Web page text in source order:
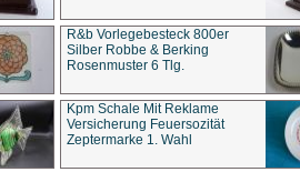
R&b Vorlegebesteck 800er
Silber Robbe & Berking
Rosenmuster 6 Tlg.
Kpm Schale Mit Reklame
Versicherung Feuersozität
Zeptermarke 1. Wahl